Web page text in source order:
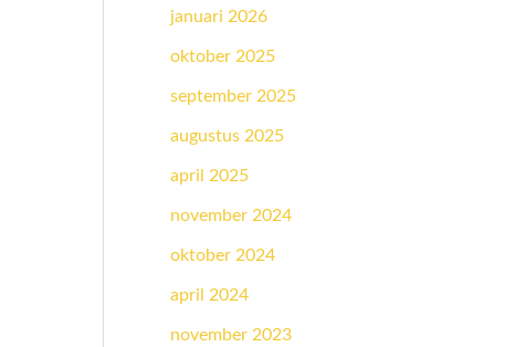
januari 2026
oktober 2025
september 2025
augustus 2025
april 2025
november 2024
oktober 2024
april 2024
november 2023